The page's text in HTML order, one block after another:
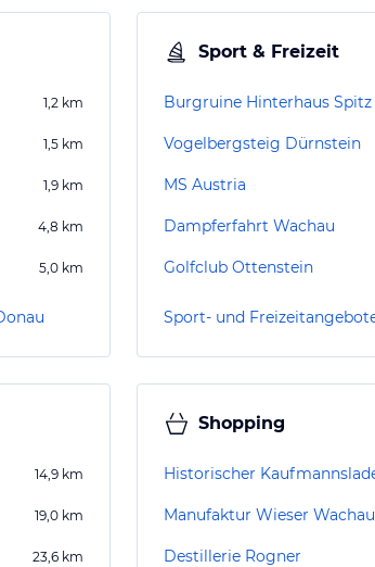
1,2 km
1,5 km
1,9 km
4,8 km
5,0 km
Sport & Freizeit
Burgruine Hinterhaus Spitz
Vogelbergsteig Dürnstein
MS Austria
Dampferfahrt Wachau
Golfclub Ottenstein
14,9 km
19,0 km
23,6 km
Shopping
Manufaktur Wieser Wachau
Destillerie Rogner